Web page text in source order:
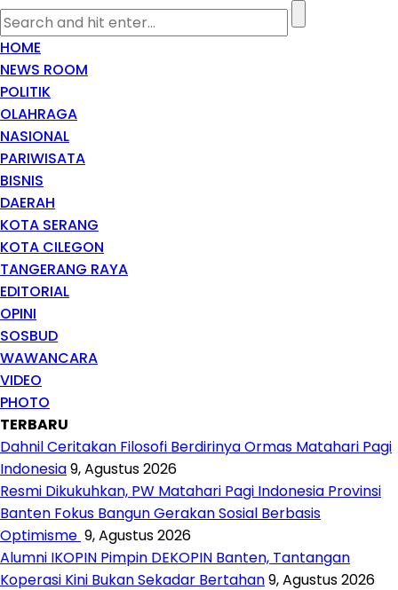
HOME
NEWS ROOM
POLITIK
OLAHRAGA
NASIONAL
PARIWISATA
BISNIS
DAERAH
KOTA SERANG
KOTA CILEGON
TANGERANG RAYA
EDITORIAL
OPINI
SOSBUD
WAWANCARA
VIDEO
PHOTO
TERBARU
Dahnil Ceritakan Filosofi Berdirinya Ormas Matahari Pagi
Indonesia9, Agustus 2026
Resmi Dikukuhkan, PW Matahari Pagi Indonesia Provinsi
Banten Fokus Bangun Gerakan Sosial Berbasis
Optimisme 9, Agustus 2026
Alumni IKOPIN Pimpin DEKOPIN Banten, Tantangan
Koperasi Kini Bukan Sekadar Bertahan9, Agustus 2026